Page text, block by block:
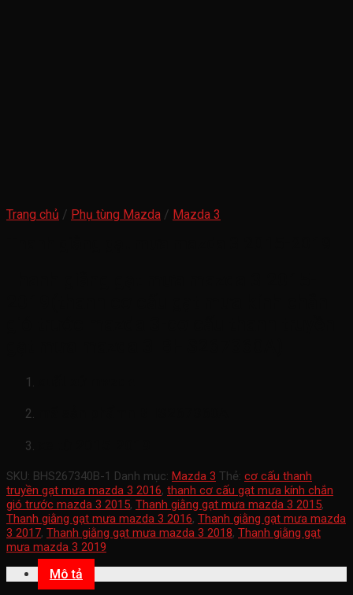
Trang chủ / Phụ tùng Mazda / Mazda 3
SKU: BHS267340B-1 Danh mục: Mazda 3 Thẻ: cơ cấu thanh
truyền gạt mưa mazda 3 2016, thanh cơ cấu gạt mưa kính chắn
gió trước mazda 3 2015, Thanh giằng gạt mưa mazda 3 2015,
Thanh giằng gạt mưa mazda 3 2016, Thanh giằng gạt mưa mazda
3 2017, Thanh giằng gạt mưa mazda 3 2018, Thanh giằng gạt
mưa mazda 3 2019
Mô tả